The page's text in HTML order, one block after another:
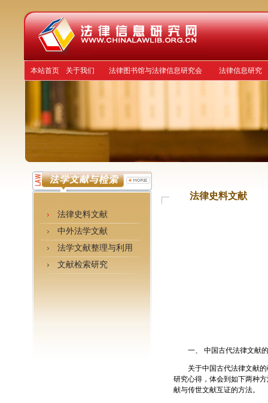
本站首页 关于我们 法律图书馆与法律信息研究会 法律信息研究
法律史料文献
中外法学文献
法学文献整理与利用
文献检索研究
法律史料文献
一、 中国古代法律文献的
关于中国古代法律文献的
研究心得，体会到如下两种
献与传世文献互证的方法。